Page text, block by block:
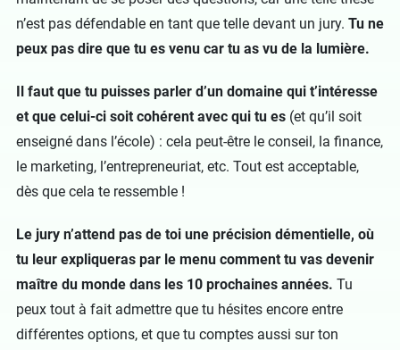
n’est pas défendable en tant que telle devant un jury. Tu ne
peux pas dire que tu es venu car tu as vu de la lumière.
Il faut que tu puisses parler d’un domaine qui t’intéresse
et que celui-ci soit cohérent avec qui tu es (et qu’il soit
enseigné dans l’école) : cela peut-être le conseil, la finance,
le marketing, l’entrepreneuriat, etc. Tout est acceptable,
dès que cela te ressemble !
Le jury n’attend pas de toi une précision démentielle, où
tu leur expliqueras par le menu comment tu vas devenir
maître du monde dans les 10 prochaines années. Tu
peux tout à fait admettre que tu hésites encore entre
différentes options, et que tu comptes aussi sur ton